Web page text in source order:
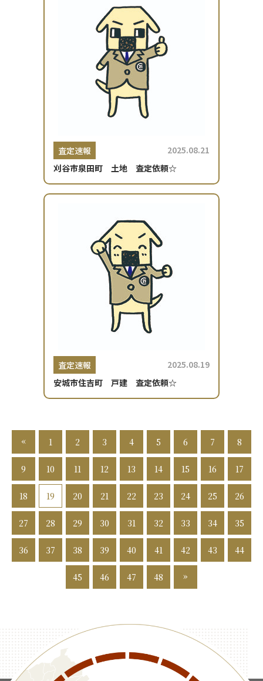
査定速報
2025.08.21
刈谷市泉田町 土地 査定依頼☆
査定速報
2025.08.19
安城市住吉町 戸建 査定依頼☆
« 1 2 3 4 5 6 7 8
9 10 11 12 13 14 15 16 17
18 19 20 21 22 23 24 25 26
27 28 29 30 31 32 33 34 35
36 37 38 39 40 41 42 43 44
45 46 47 48 »